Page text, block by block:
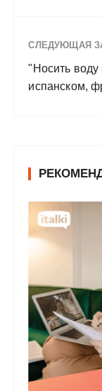
СЛЕДУЮЩАЯ
"Носить воду
испанском,